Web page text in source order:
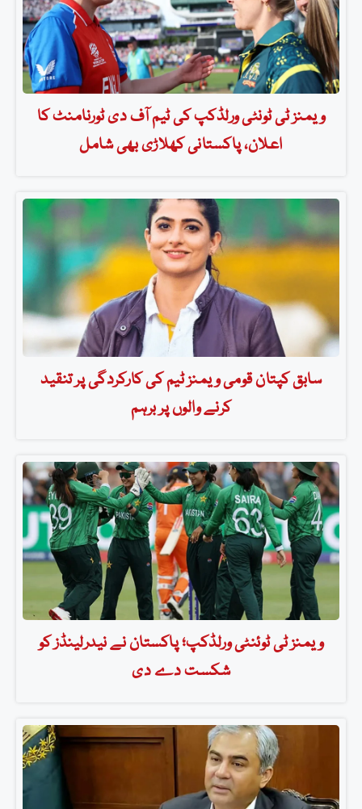
ویمنز ٹی ٹونٹی ورلڈکپ کی ٹیم آف دی ٹورنامنٹ کا
اعلان، پاکستانی کھلاڑی بھی شامل
سابق کپتان قومی ویمنز ٹیم کی کارکردگی پر تنقید
کرنے والوں پر برہم
ویمنز ٹی ٹوئنٹی ورلڈکپ؛ پاکستان نے نیدرلینڈز کو
شکست دے دی